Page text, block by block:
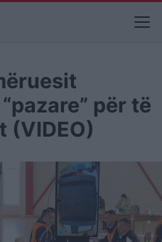
për të
(VIDEO)